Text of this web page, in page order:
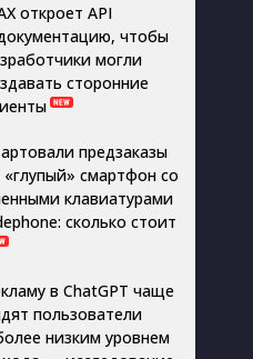
откроет API
чтобы
могли
сторонние
предзаказы
«глупый» смартфон со
клавиатурами
сколько стоит
в ChatGPT чаще
пользователи
низким уровнем